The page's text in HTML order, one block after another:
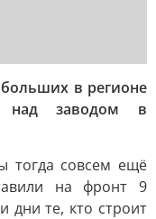
в регионе
над заводом в
тогда совсем ещё
на фронт 9
дни те, кто строит